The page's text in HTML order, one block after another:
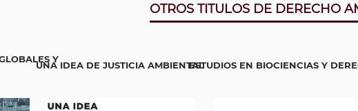
OTROS TITULOS DE DERECHO
Y
UNA IDEA DE JUSTICIA AMBIENTALESTUDIOS EN BIOCIENCIAS Y